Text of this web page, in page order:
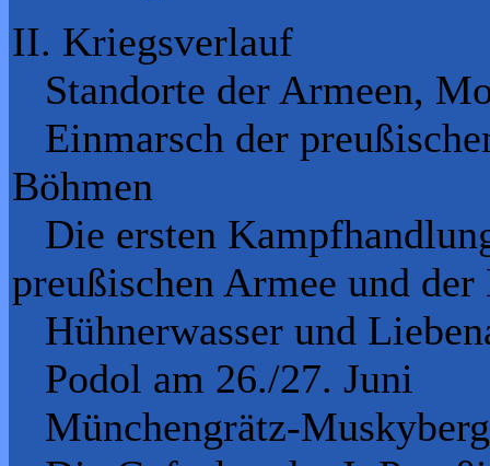
II. Kriegsverlauf
Standorte der Armeen,
Einmarsch der
Böhmen
Die ersten
preußischen Armee und
Hühnerwasser und
Podol am 26./27. Juni
Münchengrätz-